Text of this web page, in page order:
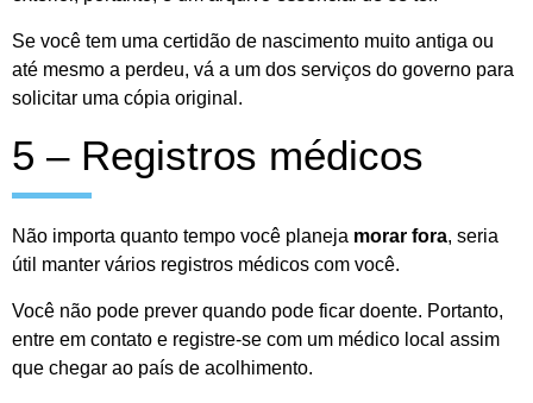
Se você tem uma certidão de nascimento muito antiga ou
até mesmo a perdeu, vá a um dos serviços do governo para
solicitar uma cópia original.
5 – Registros médicos
Não importa quanto tempo você planeja morar fora, seria
útil manter vários registros médicos com você.
Você não pode prever quando pode ficar doente. Portanto,
entre em contato e registre-se com um médico local assim
que chegar ao país de acolhimento.